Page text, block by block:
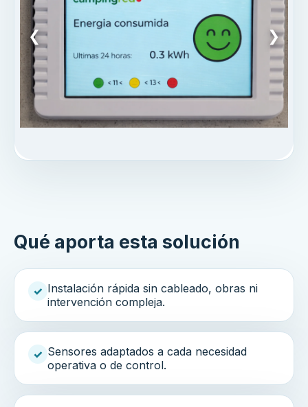
❮ ❯
Qué aporta esta solución
✓ Instalación rápida sin cableado, obras ni
intervención compleja.
✓ Sensores adaptados a cada necesidad
operativa o de control.